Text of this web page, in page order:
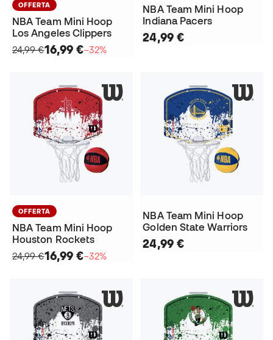
OFFERTA
NBA Team Mini Hoop
Los Angeles Clippers
24,99 €16,99 €−32%
NBA Team Mini Hoop
Indiana Pacers
24,99 €
OFFERTA
NBA Team Mini Hoop
Houston Rockets
24,99 €16,99 €−32%
NBA Team Mini Hoop
Golden State Warriors
24,99 €